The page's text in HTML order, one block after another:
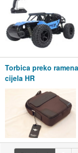
Torbica preko
cijela HR